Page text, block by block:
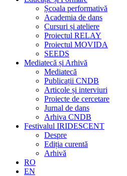
Școala performativă
Academia de dans
Cursuri și ateliere
Proiectul RELAY
Proiectul MOVIDA
SEEDS
Mediatecă și Arhivă
Mediatecă
Publicații CNDB
Articole și interviuri
Proiecte de cercetare
Jurnal de dans
Arhiva CNDB
Festivalul IRIDESCENT
Despre
Ediția curentă
Arhivă
RO
EN